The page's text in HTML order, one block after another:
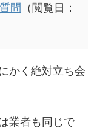
問 （閲覧日：
かく絶対立ち会
業者も同じで